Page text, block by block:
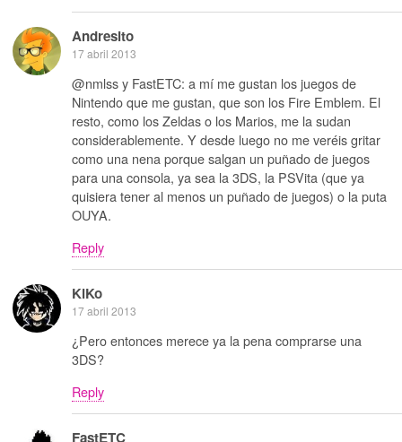
Andresito
17 abril 2013
@nmlss y FastETC: a mí me gustan los juegos de
Nintendo que me gustan, que son los Fire Emblem. El
resto, como los Zeldas o los Marios, me la sudan
considerablemente. Y desde luego no me veréis gritar
como una nena porque salgan un puñado de juegos
para una consola, ya sea la 3DS, la PSVita (que ya
quisiera tener al menos un puñado de juegos) o la puta
OUYA.
Reply
KiKo
17 abril 2013
¿Pero entonces merece ya la pena comprarse una
3DS?
Reply
FastETC